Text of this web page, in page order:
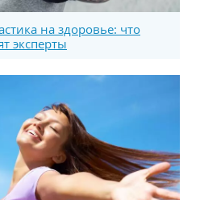
на здоровье: что
эксперты